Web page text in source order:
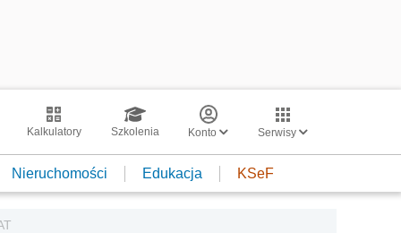
Kalkulatory Szkolenia Konto Serwisy
Nieruchomości Edukacja KSeF